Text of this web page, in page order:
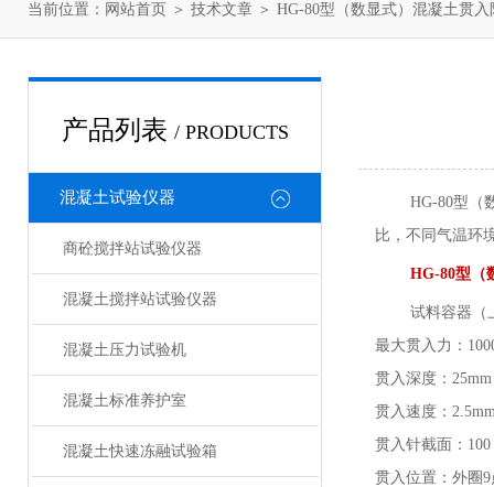
当前位置： 网站首页 ＞ 技术文章 ＞ HG-80型（数显式）混凝土贯
产品列表 / PRODUCTS
混凝土试验仪器
商砼搅拌站试验仪器
混凝土搅拌站试验仪器
混凝土压力试验机
混凝土标准养护室
混凝土快速冻融试验箱
HG-80型（
比，不同气温环
HG-80型（
试料容器（
最大贯入力：
贯入深度： 25mm
贯入速度：
贯入针截面：
贯入位置：外圈9